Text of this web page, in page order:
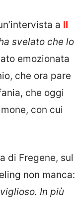
a Il
svelato che lo
emozionata
che ora pare
che oggi
con cui
di Fregene, sul
non manca:
In più